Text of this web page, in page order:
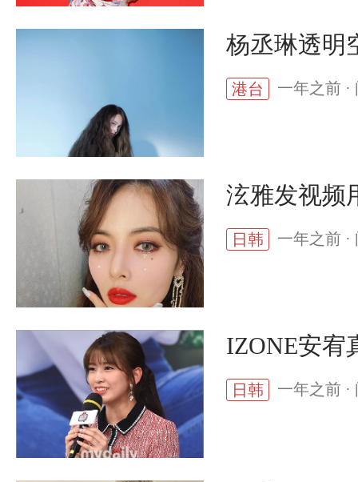
杨丞琳透明
港台 一年之前 ·
泫雅发视频
日韩 一年之前 ·
IZONE安宥
日韩 一年之前 ·